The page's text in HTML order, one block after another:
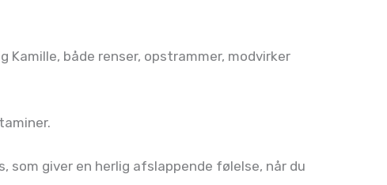
Kamille, både renser, opstrammer, modvirker
som giver en herlig afslappende følelse, når du